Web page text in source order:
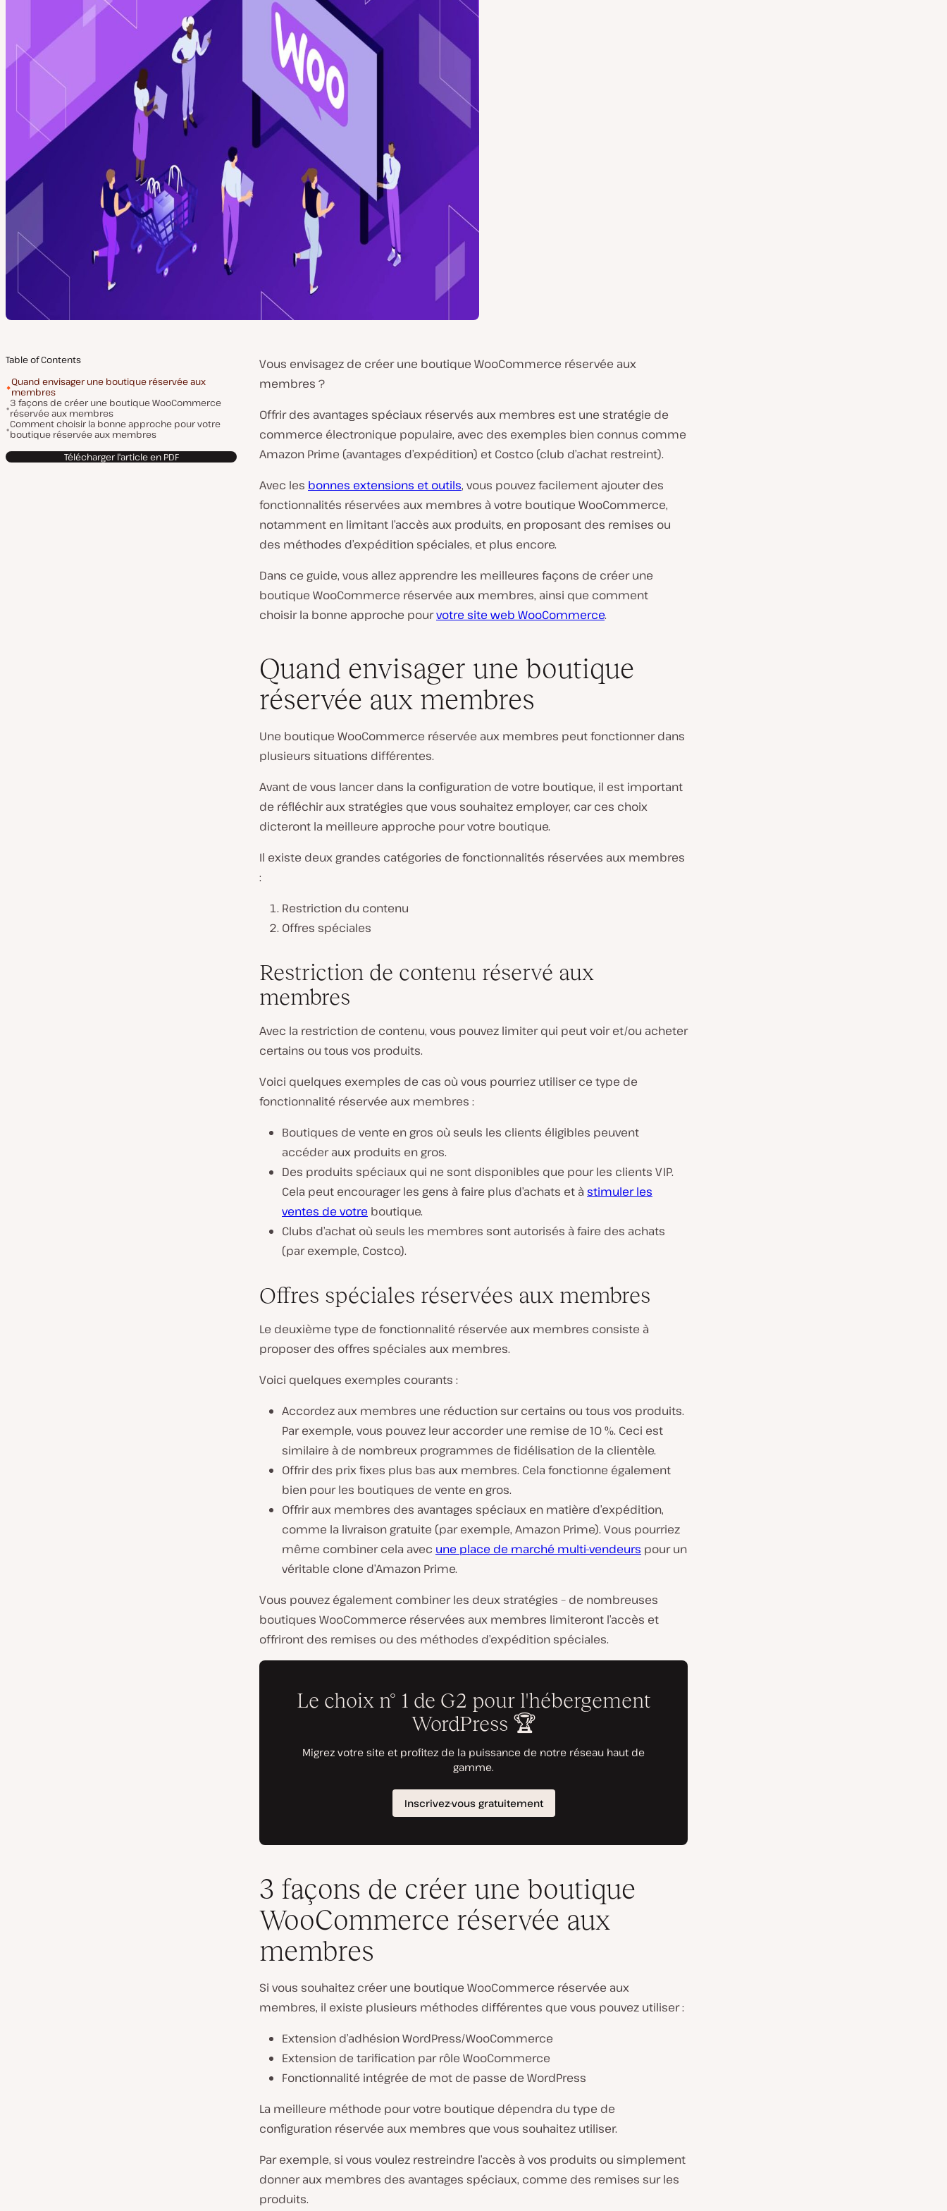
Table of Contents
Quand envisager une boutique réservée aux
membres
3 façons de créer une boutique WooCommerce
réservée aux membres
Comment choisir la bonne approche pour votre
boutique réservée aux membres
Télécharger l'article en PDF
Vous envisagez de créer une boutique WooCommerce réservée aux
membres ?
Offrir des avantages spéciaux réservés aux membres est une stratégie de
commerce électronique populaire, avec des exemples bien connus comme
Amazon Prime (avantages d’expédition) et Costco (club d’achat restreint).
Avec les bonnes extensions et outils, vous pouvez facilement ajouter des
fonctionnalités réservées aux membres à votre boutique WooCommerce,
notamment en limitant l’accès aux produits, en proposant des remises ou
des méthodes d’expédition spéciales, et plus encore.
Dans ce guide, vous allez apprendre les meilleures façons de créer une
boutique WooCommerce réservée aux membres, ainsi que comment
choisir la bonne approche pourvotre site web WooCommerce.
Quand envisager une boutique
réservée aux membres
Une boutique WooCommerce réservée aux membres peut fonctionner dans
plusieurs situations différentes.
Avant de vous lancer dans la configuration de votre boutique, il est important
de réfléchir aux stratégies que vous souhaitez employer, car ces choix
dicteront la meilleure approche pour votre boutique.
Il existe deux grandes catégories de fonctionnalités réservées aux membres
:
Restriction du contenu
Offres spéciales
Restriction de contenu réservé aux
membres
Avec la restriction de contenu, vous pouvez limiter qui peut voir et/ou acheter
certains ou tous vos produits.
Voici quelques exemples de cas où vous pourriez utiliser ce type de
fonctionnalité réservée aux membres :
Boutiques de vente en gros où seuls les clients éligibles peuvent
accéder aux produits en gros.
Des produits spéciaux qui ne sont disponibles que pour les clients VIP.
Cela peut encourager les gens à faire plus d’achats et à stimuler les
ventes de votre boutique.
Clubs d’achat où seuls les membres sont autorisés à faire des achats
(par exemple, Costco).
Offres spéciales réservées aux membres
Le deuxième type de fonctionnalité réservée aux membres consiste à
proposer des offres spéciales aux membres.
Voici quelques exemples courants :
Accordez aux membres une réduction sur certains ou tous vos produits.
Par exemple, vous pouvez leur accorder une remise de 10 %. Ceci est
similaire à de nombreux programmes de fidélisation de la clientèle.
Offrir des prix fixes plus bas aux membres. Cela fonctionne également
bien pour les boutiques de vente en gros.
Offrir aux membres des avantages spéciaux en matière d’expédition,
comme la livraison gratuite (par exemple, Amazon Prime). Vous pourriez
même combiner cela avec une place de marché multi-vendeurs pour un
véritable clone d’Amazon Prime.
Vous pouvez également combiner les deux stratégies – de nombreuses
boutiques WooCommerce réservées aux membres limiteront l’accès et
offriront des remises ou des méthodes d’expédition spéciales.
3 façons de créer une boutique
WooCommerce réservée aux
membres
Si vous souhaitez créer une boutique WooCommerce réservée aux
membres, il existe plusieurs méthodes différentes que vous pouvez utiliser :
Extension d’adhésion WordPress/WooCommerce
Extension de tarification par rôle WooCommerce
Fonctionnalité intégrée de mot de passe de WordPress
La meilleure méthode pour votre boutique dépendra du type de
configuration réservée aux membres que vous souhaitez utiliser.
Par exemple, si vous voulez restreindre l’accès à vos produits ou simplement
donner aux membres des avantages spéciaux, comme des remises sur les
produits.